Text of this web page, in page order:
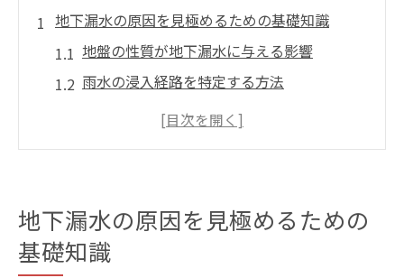
地下漏水の原因を見極めるための基礎知識
地盤の性質が地下漏水に与える影響
雨水の浸入経路を特定する方法
建物の構造が持つ脆弱性について
過去のデータを活用した原因分析
板橋区の地下漏水が建物に与える影響とは
耐震性への影響と対策
地下漏水の原因を見極めるための
基礎知識